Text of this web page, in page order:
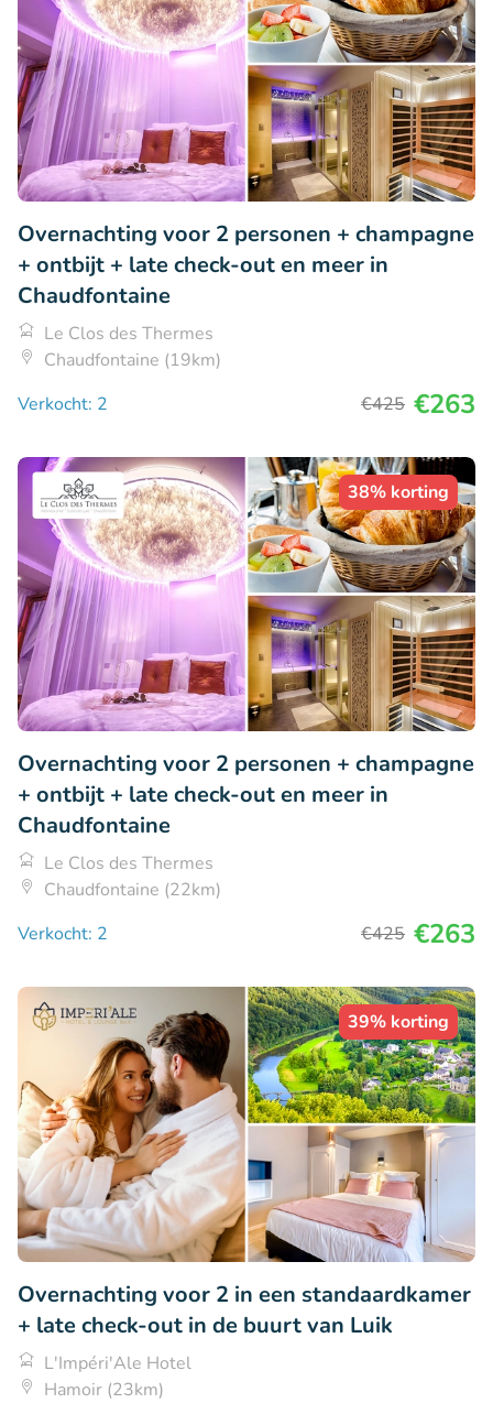
Overnachting voor 2 personen + champagne
+ ontbijt + late check-out en meer in
Chaudfontaine
Le Clos des Thermes
Chaudfontaine (19km)
Verkocht: 2
€425 €263
38% korting
Overnachting voor 2 personen + champagne
+ ontbijt + late check-out en meer in
Chaudfontaine
Le Clos des Thermes
Chaudfontaine (22km)
Verkocht: 2
€425 €263
39% korting
Overnachting voor 2 in een standaardkamer
+ late check-out in de buurt van Luik
L'Impéri'Ale Hotel
Hamoir (23km)